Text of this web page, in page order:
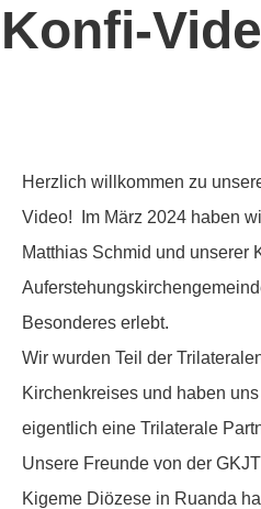
Konfi-
Herzlich willkommen zu
Video! Im März 2024 haben
Matthias Schmid und unserer
Besonderes erlebt.
Wir wurden Teil der
Kirchenkreises und haben
eigentlich eine Trilaterale
Unsere Freunde von der
Kigeme Diözese in Ruanda